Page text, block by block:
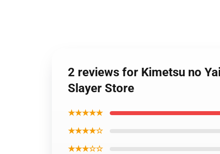
2 reviews for Kimetsu no
Slayer Store
★★★★★
★★★★☆
★★★☆☆